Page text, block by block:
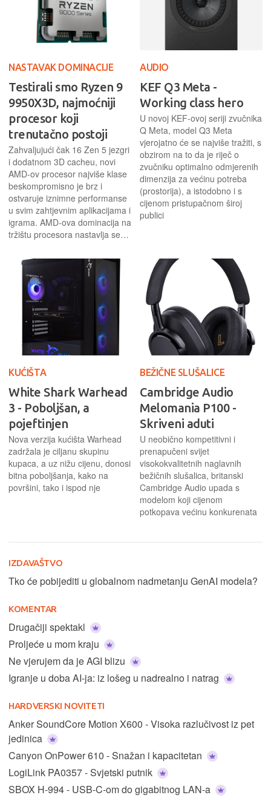
NASTAVAK DOMINACIJE
Testirali smo Ryzen 9
9950X3D, najmoćniji
procesor koji
trenutačno postoji
Zahvaljujući čak 16 Zen 5 jezgri
i dodatnom 3D cacheu, novi
AMD-ov procesor najviše klase
beskompromisno je brz i
ostvaruje iznimne performanse
u svim zahtjevnim aplikacijama i
igrama. AMD-ova dominacija na
tržištu procesora nastavlja se…
AUDIO
KEF Q3 Meta -
Working class hero
U novoj KEF-ovoj seriji zvučnika
Q Meta, model Q3 Meta
vjerojatno će se najviše tražiti, s
obzirom na to da je riječ o
zvučniku optimalno odmjerenih
dimenzija za većinu potreba
(prostorija), a istodobno i s
cijenom pristupačnom široj
publici
KUĆIŠTA
White Shark Warhead
3 - Poboljšan, a
pojeftinjen
Nova verzija kućišta Warhead
zadržala je ciljanu skupinu
kupaca, a uz nižu cijenu, donosi
bitna poboljšanja, kako na
površini, tako i ispod nje
BEŽIČNE SLUŠALICE
Cambridge Audio
Melomania P100 -
Skriveni aduti
U neobično kompetitivni i
prenapučeni svijet
visokokvalitetnih naglavnih
bežičnih slušalica, britanski
Cambridge Audio upada s
modelom koji cijenom
potkopava većinu konkurenata
IZDAVAŠTVO
Tko će pobijediti u globalnom nadmetanju GenAI modela?
KOMENTAR
Drugačiji spektakl
Proljeće u mom kraju
Ne vjerujem da je AGI blizu
Igranje u doba AI-ja: iz lošeg u nadrealno i natrag
HARDVERSKI NOVITETI
Anker SoundCore Motion X600 - Visoka razlučivost iz pet
jedinica
Canyon OnPower 610 - Snažan i kapacitetan
LogiLink PA0357 - Svjetski putnik
SBOX H-994 - USB-C-om do gigabitnog LAN-a